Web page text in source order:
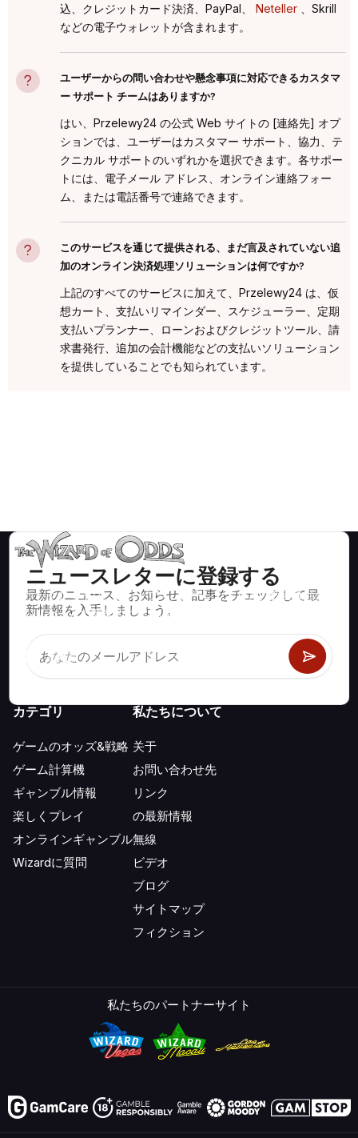
込、クレジットカード決済、PayPal、 Neteller、Skrill
などの電子ウォレットが含まれます。
ユーザーからの問い合わせや懸念事項に対応できるカスタマ
ー サポート チームはありますか?
はい、Przelewy24 の公式 Web サイトの [連絡先] オプ
ションでは、ユーザーはカスタマー サポート、協力、テ
クニカル サポートのいずれかを選択できます。各サポー
トには、電子メール アドレス、オンライン連絡フォー
ム、または電話番号で連絡できます。
このサービスを通じて提供される、まだ言及されていない追
加のオンライン決済処理ソリューションは何ですか?
上記のすべてのサービスに加えて、Przelewy24 は、仮
想カート、支払いリマインダー、スケジューラー、定期
支払いプランナー、ローンおよびクレジットツール、請
求書発行、追加の会計機能などの支払いソリューション
を提供していることでも知られています。
ニュースレターに登録する
最新のニュース、お知らせ、記事をチェックして最
新情報を入手しましょう。
ブラックジャック、クラップス、ルーレットなど、数百種類の
カジノゲームで数学的に正しい戦略と情報。
カテゴリ
ゲームのオッズ&戦略
ゲーム計算機
ギャンブル情報
楽しくプレイ
オンラインギャンブル
Wizardに質問
私たちについて
关于
お問い合わせ先
リンク
の最新情報
無線
ビデオ
ブログ
サイトマップ
フィクション
私たちのパートナーサイト